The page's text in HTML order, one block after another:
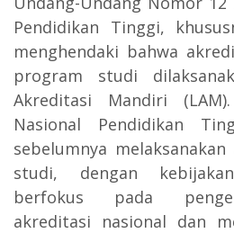
Pendidikan Tinggi,
menghendaki bahwa
program studi
Akreditasi Mandiri
Nasional Pendidikan
sebelumnya
studi, dengan
berfokus pada
akreditasi nasional dan